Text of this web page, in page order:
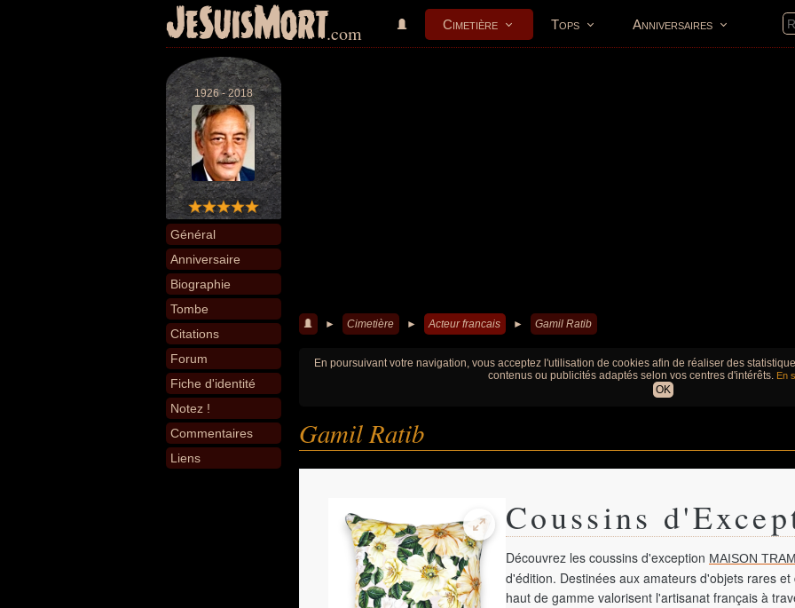
JeSuisMort.com Cimetière Tops Anniversaires
1926 - 2018
Général
Anniversaire
Biographie
Tombe
Citations
Forum
Fiche d'identité
Notez !
Commentaires
Liens
► Cimetière ► Acteur francais ► Gamil Ratib
En poursuivant votre navigation, vous acceptez l'utilisation de cookies afin de réaliser des
contenus ou publicités adaptés selon vos centres d'intérêts. En
OK
Gamil Ratib
Coussins
Découvrez les coussins d'exception MAISON
d'édition. Destinées aux amateurs d'objets rares
haut de gamme valorisent l'artisanat français à